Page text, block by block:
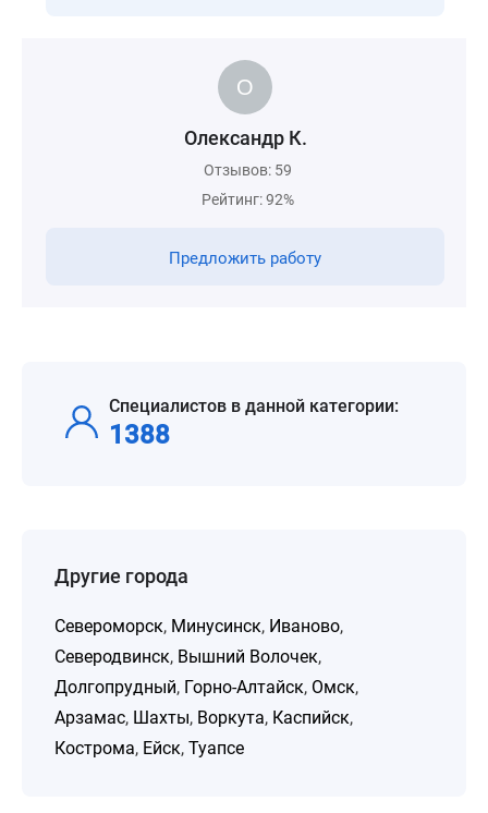
Олександр К.
Отзывов: 59
Рейтинг: 92%
Предложить работу
Специалистов в данной категории:
1388
Другие города
Североморск, Минусинск, Иваново,
Северодвинск, Вышний Волочек,
Долгопрудный, Горно-Алтайск, Омск,
Арзамас, Шахты, Воркута, Каспийск,
Кострома, Ейск, Туапсе